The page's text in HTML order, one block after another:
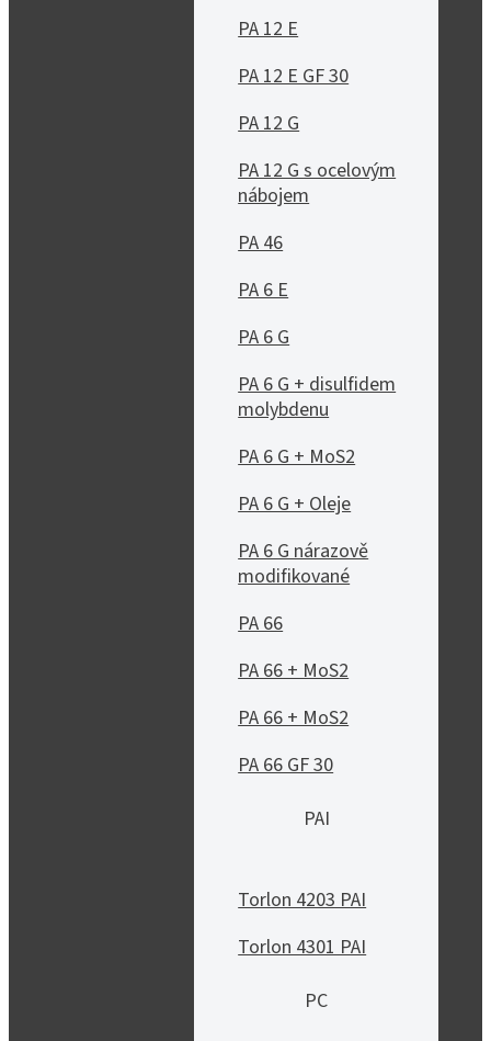
PA 12 E
PA 12 E GF 30
PA 12 G
PA 12 G s ocelovým
nábojem
PA 46
PA 6 E
PA 6 G
PA 6 G + disulfidem
molybdenu
PA 6 G + MoS2
PA 6 G + Oleje
PA 6 G nárazově
modifikované
PA 66
PA 66 + MoS2
PA 66 + MoS2
PA 66 GF 30
PAI
Torlon 4203 PAI
Torlon 4301 PAI
PC